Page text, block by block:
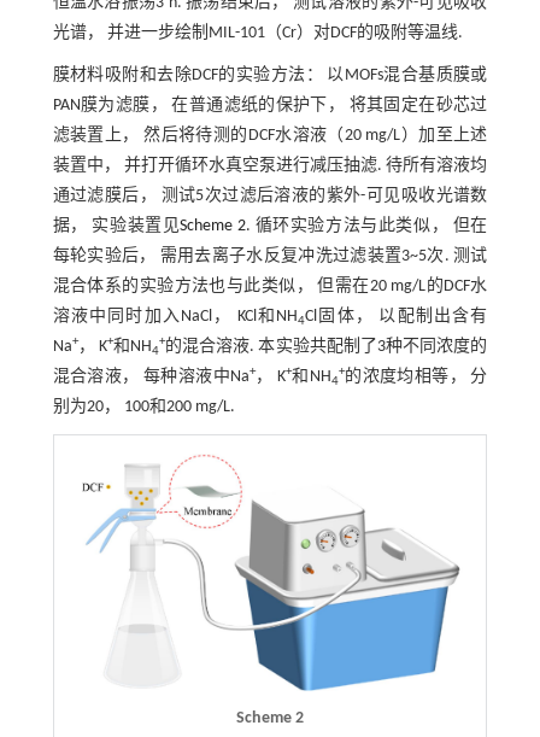
光谱， 并进一步绘制MIL-101（Cr）对DCF的吸附等温线.
膜材料吸附和去除DCF的实验方法： 以MOFs混合基质膜或
PAN膜为滤膜， 在普通滤纸的保护下， 将其固定在砂芯过
滤装置上， 然后将待测的DCF水溶液（20 mg/L）加至上述
装置中， 并打开循环水真空泵进行减压抽滤. 待所有溶液均
通过滤膜后， 测试5次过滤后溶液的紫外-可见吸收光谱数
据， 实验装置见Scheme 2. 循环实验方法与此类似， 但在
每轮实验后， 需用去离子水反复冲洗过滤装置3~5次. 测试
混合体系的实验方法也与此类似， 但需在20 mg/L的DCF水
溶液中同时加入NaCl， KCl和NH4Cl固体， 以配制出含有
Na+， K+和NH4
+的混合溶液. 本实验共配制了3种不同浓度的
混合溶液， 每种溶液中Na+， K+和NH4
+的浓度均相等， 分
别为20， 100和200 mg/L.
Scheme 2